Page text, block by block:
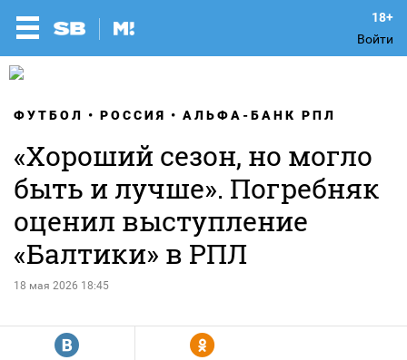
Войти
ФУТБОЛ РОССИЯ АЛЬФА-БАНК РПЛ
«Хороший сезон, но могло
быть и лучше». Погребняк
оценил выступление
«Балтики» в РПЛ
18 мая 2026 18:45
R Y